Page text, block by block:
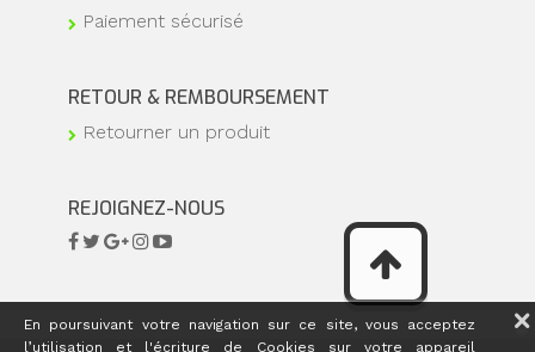
En poursuivant votre navigation sur ce site, vous acceptez
l’utilisation et l'écriture de Cookies sur votre appareil
Paiement sécurisé
RETOUR & REMBOURSEMENT
Retourner un produit
REJOIGNEZ-NOUS